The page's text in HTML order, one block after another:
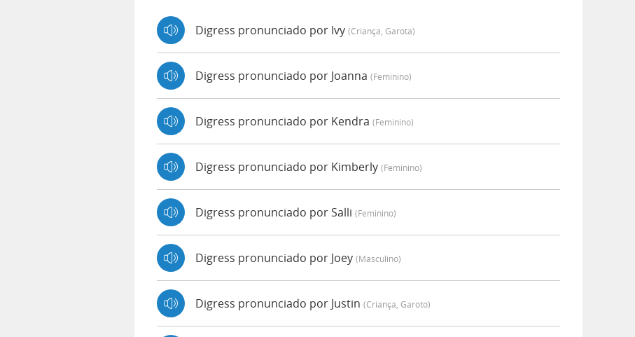
Digress pronunciado por Ivy (criança, Garota)
Digress pronunciado por Joanna (feminino)
Digress pronunciado por Kendra (feminino)
Digress pronunciado por Kimberly (feminino)
Digress pronunciado por Salli (feminino)
Digress pronunciado por Joey (masculino)
Digress pronunciado por Justin (criança, Garoto)